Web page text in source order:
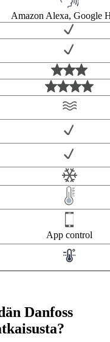
Amazon Alexa, Google
App control
Danfoss